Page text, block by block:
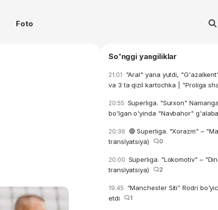
Foto
So'nggi yangiliklar
21:01 "Aral" yana yutdi,
va 3 ta qizil kartochka | "Proliga
20:55 Superliga. "Surxon"
bo'lgan o'yinda "Navbahor"
20:36 🔴 Superliga. "Xorazm" –
translyatsiya)
0
20:00 Superliga. "Lokomotiv" –
translyatsiya)
2
19:45 “Manchester Siti” Rodri
etdi
1